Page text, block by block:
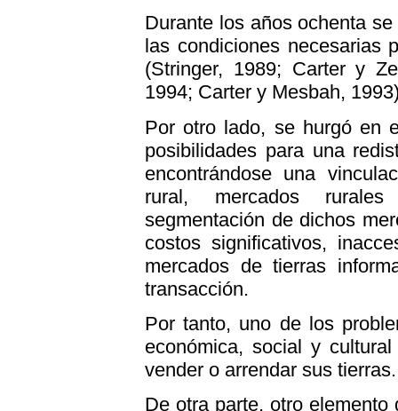
Durante los años ochenta
las condiciones necesarias
(Stringer, 1989; Carter y
1994; Carter y Mesbah,
Por otro lado, se hurgó en
posibilidades para una
encontrándose una
rural, mercados rurales
segmentación de dichos
costos significativos,
mercados de tierras
transacción.
Por tanto, uno de los
económica, social y
vender o arrendar sus tierras.
De otra parte, otro